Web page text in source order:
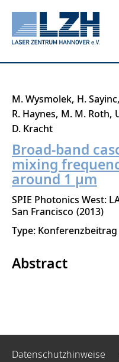
Direkt
zum
Inhalt
M. Wysmolek H. Sayinc
R. Haynes M. M. Roth
D. Kracht
Broad-band
mixing
around 1 μm
SPIE Photonics West:
San Francisco 2013
Type: Konferenzbeitrag
Abstract
Datenschutzhinweise